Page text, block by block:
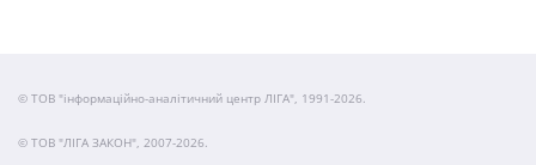
© ТОВ "інформаційно-аналітичний центр ЛІГА", 1991-2026.
© ТОВ "ЛІГА ЗАКОН", 2007-2026.